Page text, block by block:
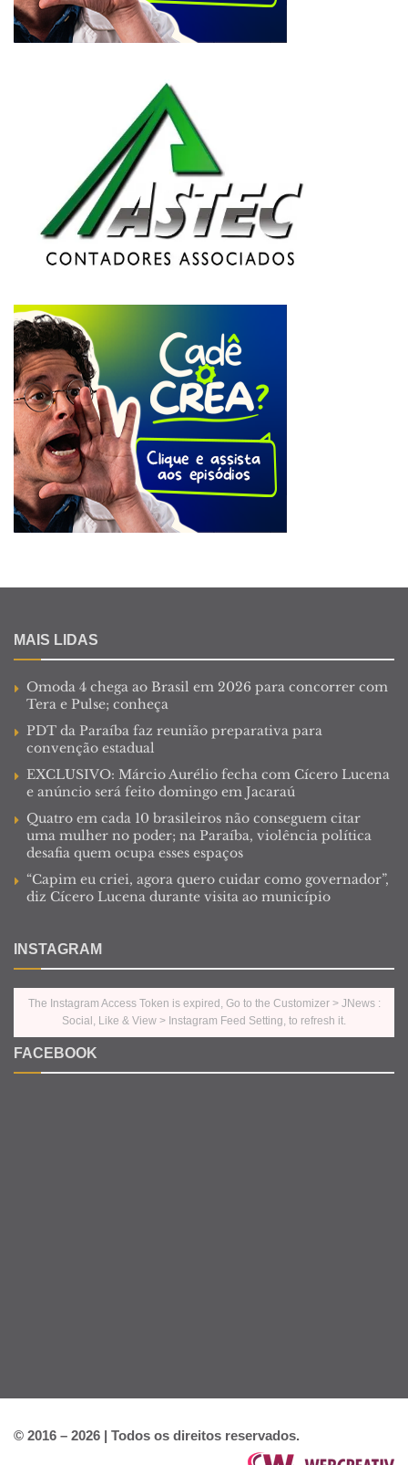
MAIS LIDAS
Omoda 4 chega ao Brasil em 2026 para concorrer com
Tera e Pulse; conheça
PDT da Paraíba faz reunião preparativa para
convenção estadual
EXCLUSIVO: Márcio Aurélio fecha com Cícero Lucena
e anúncio será feito domingo em Jacaraú
Quatro em cada 10 brasileiros não conseguem citar
uma mulher no poder; na Paraíba, violência política
desafia quem ocupa esses espaços
“Capim eu criei, agora quero cuidar como governador”,
diz Cícero Lucena durante visita ao município
INSTAGRAM
The Instagram Access Token is expired, Go to the Customizer > JNews :
Social, Like & View > Instagram Feed Setting, to refresh it.
FACEBOOK
© 2016 – 2026 | Todos os direitos reservados.